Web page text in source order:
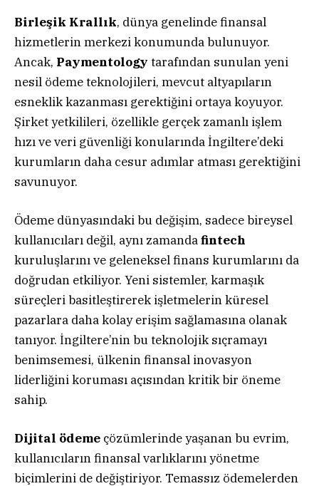
Birleşik Krallık, dünya genelinde finansal
hizmetlerin merkezi konumunda bulunuyor.
Ancak, Paymentology tarafından sunulan yeni
nesil ödeme teknolojileri, mevcut altyapıların
esneklik kazanması gerektiğini ortaya koyuyor.
Şirket yetkilileri, özellikle gerçek zamanlı işlem
hızı ve veri güvenliği konularında İngiltere’deki
kurumların daha cesur adımlar atması gerektiğini
savunuyor.
Ödeme dünyasındaki bu değişim, sadece bireysel
kullanıcıları değil, aynı zamandafintech
kuruluşlarını ve geleneksel finans kurumlarını da
doğrudan etkiliyor. Yeni sistemler, karmaşık
süreçleri basitleştirerek işletmelerin küresel
pazarlara daha kolay erişim sağlamasına olanak
tanıyor. İngiltere’nin bu teknolojik sıçramayı
benimsemesi, ülkenin finansal inovasyon
liderliğini koruması açısından kritik bir öneme
sahip.
Dijital ödeme çözümlerinde yaşanan bu evrim,
kullanıcıların finansal varlıklarını yönetme
biçimlerini de değiştiriyor. Temassız ödemelerden